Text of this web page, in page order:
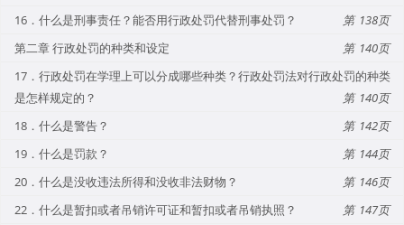
16．什么是刑事责任？能否用行政处罚代替刑事处罚？
138
第二章 行政处罚的种类和设定
140
17．行政处罚在学理上可以分成哪些种类？行政处罚法对行政处罚的种类
是怎样规定的？
140
18．什么是警告？
142
19．什么是罚款？
144
20．什么是没收违法所得和没收非法财物？
146
22．什么是暂扣或者吊销许可证和暂扣或者吊销执照？
147